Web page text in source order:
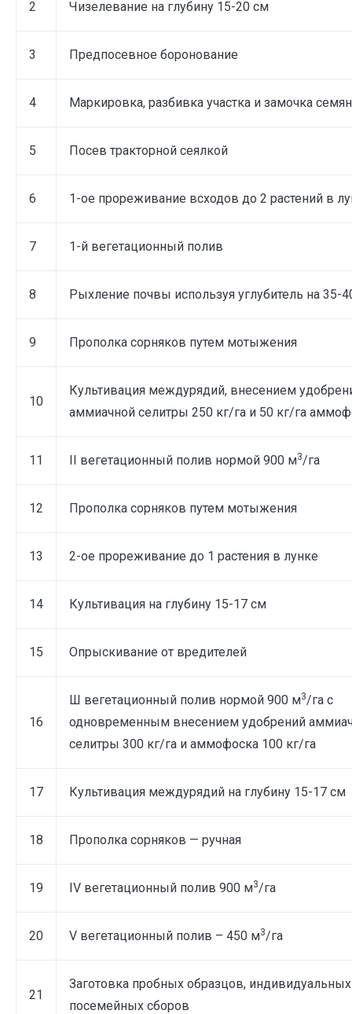
2 Чизелевание на глубину 15-20 см
3 Предпосевное боронование
4 Маркировка, разбивка участка и замочка семян
5 Посев тракторной сеялкой
6 1-ое прореживание всходов до 2 растений в
7 1-й вегетационный полив
8 Рыхление почвы используя углубитель на 35-
9 Прополка сорняков путем мотыжения
10
Культивация междурядий, внесением
аммиачной селитры 250 кг/га и 50 кг/га
11 II вегетационный полив нормой 900 м3/га
12 Прополка сорняков путем мотыжения
13 2-ое прореживание до 1 растения в лунке
14 Культивация на глубину 15-17 см
15 Опрыскивание от вредителей
16
Ш вегетационный полив нормой 900 м3/га с
одновременным внесением удобрений
селитры 300 кг/га и аммофоска 100 кг/га
17 Культивация междурядий на глубину 15-17 см
18 Прополка сорняков — ручная
19 IV вегетационный полив 900 м3/га
20 V вегетационный полив – 450 м3/га
21
Заготовка пробных образцов,
посемейных сборов